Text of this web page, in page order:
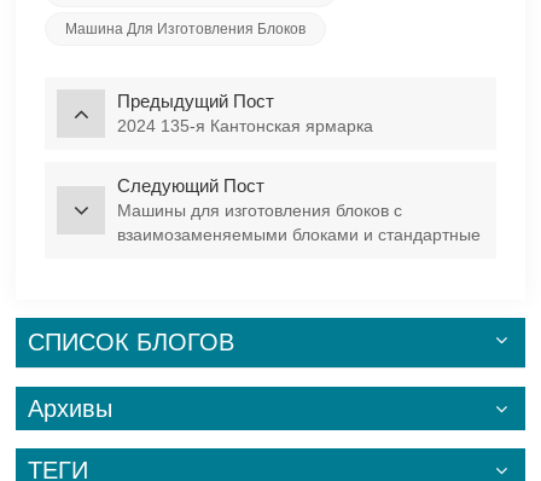
Машина Для Изготовления Блоков
Предыдущий Пост
2024 135-я Кантонская ярмарка
Следующий Пост
Машины для изготовления блоков с
взаимозаменяемыми блоками и стандартные
СПИСОК БЛОГОВ
Архивы
ТЕГИ